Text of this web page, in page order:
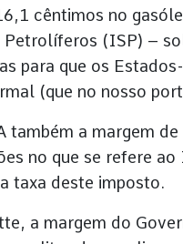
cêntimos no
(ISP) –
para que os
(que no nosso
também a margem
no que se refere
taxa deste imposto.
a margem do